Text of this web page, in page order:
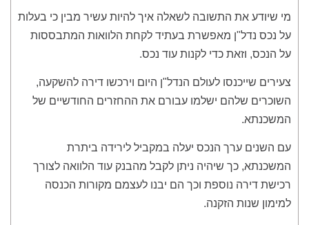
מי שיודע את התשובה לשאלה איך להיות עשיר מבין כי בעלות
על נכס נדל"ן מאפשרת בעתיד לקחת הלוואות המתבססות
על הנכס, וזאת כדי לקנות עוד נכס.
צעירים שייכנסו לעולם הנדל"ן היום וירכשו דירה להשקעה,
השוכרים שלהם ישלמו עבורם את ההחזרים החודשיים של
המשכנתא.
עם השנים ערך הנכס יעלה במקביל לירידה ביתרת
המשכנתא, כך שיהיה ניתן לקבל מהבנק עוד הלוואה לצורך
רכישת דירה נוספת וכך הם יבנו לעצמם מקורות הכנסה
למימון שנות הזקנה.